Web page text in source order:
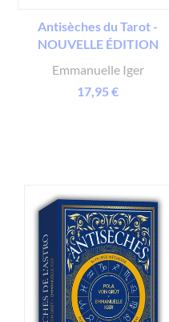
Antisèches du Tarot -
NOUVELLE ÉDITION
Emmanuelle Iger
17,95 €